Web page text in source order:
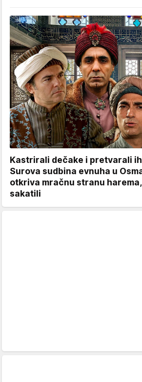
Kastrirali dečake i pretvarali
Surova sudbina evnuha u
otkriva mračnu stranu
sakatili